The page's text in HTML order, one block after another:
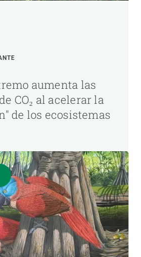
aumenta las
CO₂ al acelerar la
de los ecosistemas